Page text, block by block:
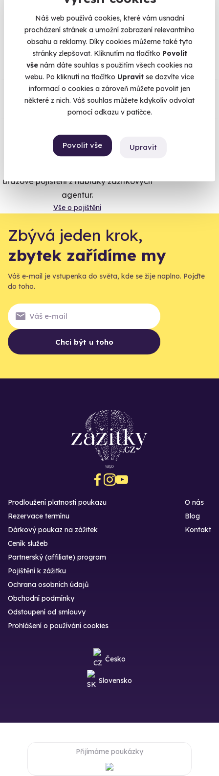
Náš web používá cookies, které vám usnadní
procházení stránek a umožní zobrazení relevantního
obsahu a reklamy. Díky cookies můžeme také tyto
stránky zlepšovat. Kliknutím na tlačítko Povolit
vše nám dáte souhlas s použitím všech cookies na
webu. Po kliknutí na tlačítko Upravit se dozvíte více
informací o cookies a zároveň můžete povolit jen
některé z nich. Váš souhlas můžete kdykoliv odvolat
pomocí odkazu v patičce.
Povolit vše Upravit
heureka.cz máme
96% spokojenost zákazníků.
Co si o nás myslí
Zobraz ohlasy
Vše umíme pojistit
úrazové pojištění z nabídky zážitkových
agentur.
Vše o pojištění
Zbývá jeden krok,
zbytek zařídíme my
Váš e-mail je vstupenka do světa, kde se žije naplno. Pojďte
do toho.
Chci být u toho
Prodloužení platnosti poukazu
Rezervace termínu
Dárkový poukaz na zážitek
O nás
Blog
Kontakt
Ceník služeb
Partnerský (affiliate) program
Pojištění k zážitku
Ochrana osobních údajů
Obchodní podmínky
Odstoupení od smlouvy
Prohlášení o používání cookies
Česko
Slovensko
Přijímáme poukázky